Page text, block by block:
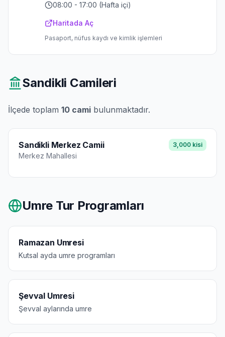
08:00 - 17:00 (Hafta içi)
Haritada Aç
Pasaport, nüfus kaydı ve kimlik işlemleri
Sandikli Camileri
İlçede toplam 10 cami bulunmaktadır.
Sandikli Merkez Camii
Merkez Mahallesi
3,000 kisi
Umre Tur Programları
Ramazan Umresi
Kutsal ayda umre programları
Şevval Umresi
Şevval aylarında umre